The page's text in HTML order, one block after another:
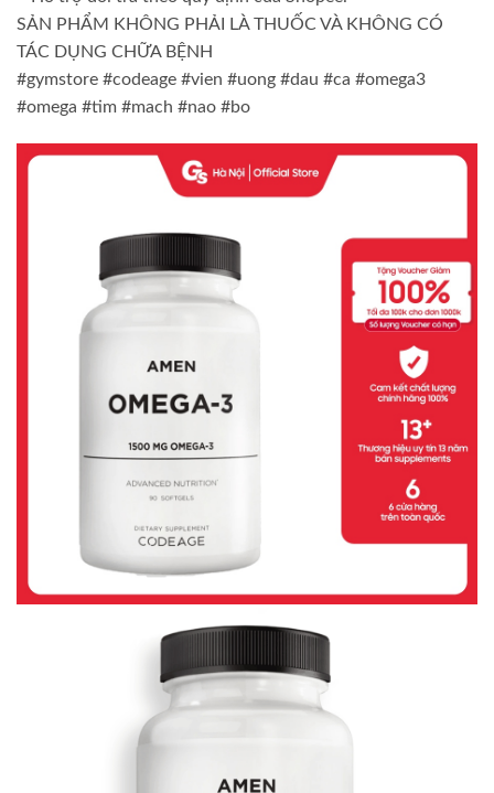
SẢN PHẨM KHÔNG PHẢI LÀ THUỐC VÀ KHÔNG CÓ
TÁC DỤNG CHỮA BỆNH
#gymstore #codeage #vien #uong #dau #ca #omega3
#omega #tim #mach #nao #bo